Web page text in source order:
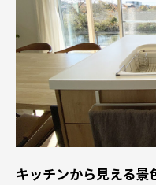
キッチンから見える景